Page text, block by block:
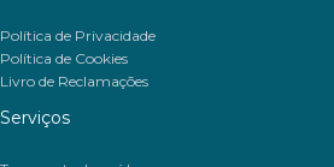
Política de Privacidade
Política de Cookies
Livro de Reclamações
Serviços